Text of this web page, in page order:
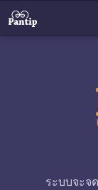
ระบบจะจ